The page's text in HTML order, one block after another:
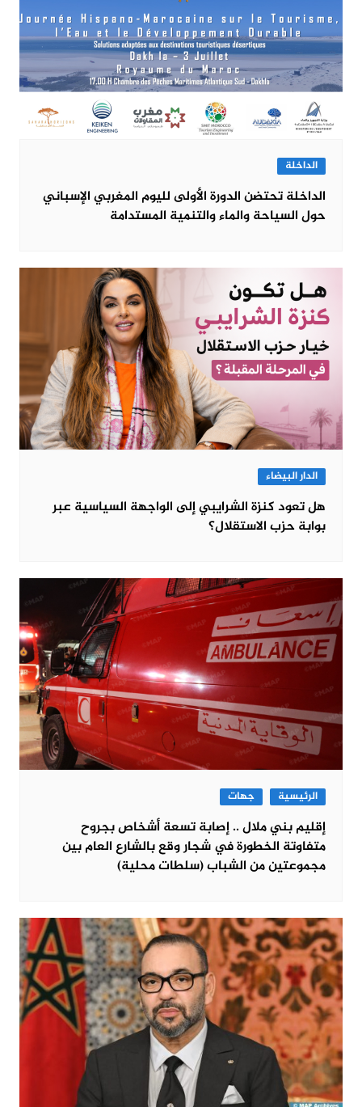
الداخلة
الداخلة تحتضن الدورة الأولى لليوم المغربي الإسباني
حول السياحة والماء والتنمية المستدامة
الدار البيضاء
هل تعود كنزة الشرايبي إلى الواجهة السياسية عبر
بوابة حزب الاستقلال؟
الرئيسية جهات
إقليم بني ملال .. إصابة تسعة أشخاص بجروح
متفاوتة الخطورة في شجار وقع بالشارع العام بين
مجموعتين من الشباب (سلطات محلية)